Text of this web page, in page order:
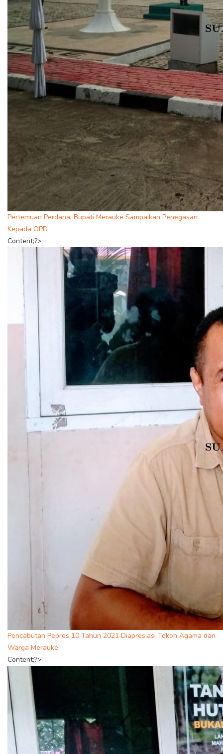
Pertemuan Perdana, Bupati Merauke Sampaikan Penegasan
Kepada OPD
Content;?>
Pencabutan Pepres 10 Tahun 2021 Diapresiasi Tokoh Agama dan
Warga Merauke
Content;?>